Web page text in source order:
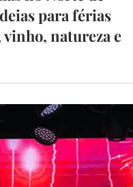
6 min de leitura